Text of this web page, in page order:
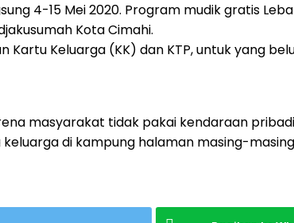
4-15 Mei 2020. Program mudik gratis
Kota Cimahi.
Keluarga (KK) dan KTP, untuk yang
masyarakat tidak pakai kendaraan
di kampung halaman masing-